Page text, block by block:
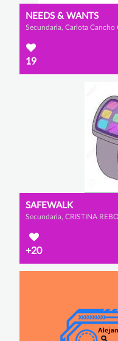
NEEDS & WANTS
19
SAFEWALK
+20